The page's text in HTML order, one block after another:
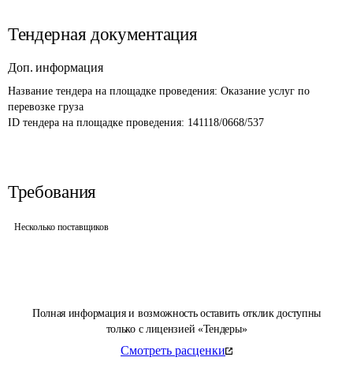
Полная информация и возможность оставить отклик доступны
только с лицензией «Тендеры»
Смотреть расценки
Тендерная документация
Доп. информация
Название тендера на площадке проведения: Оказание услуг по
перевозке груза
ID тендера на площадке проведения: 141118/0668/537
Требования
Несколько поставщиков